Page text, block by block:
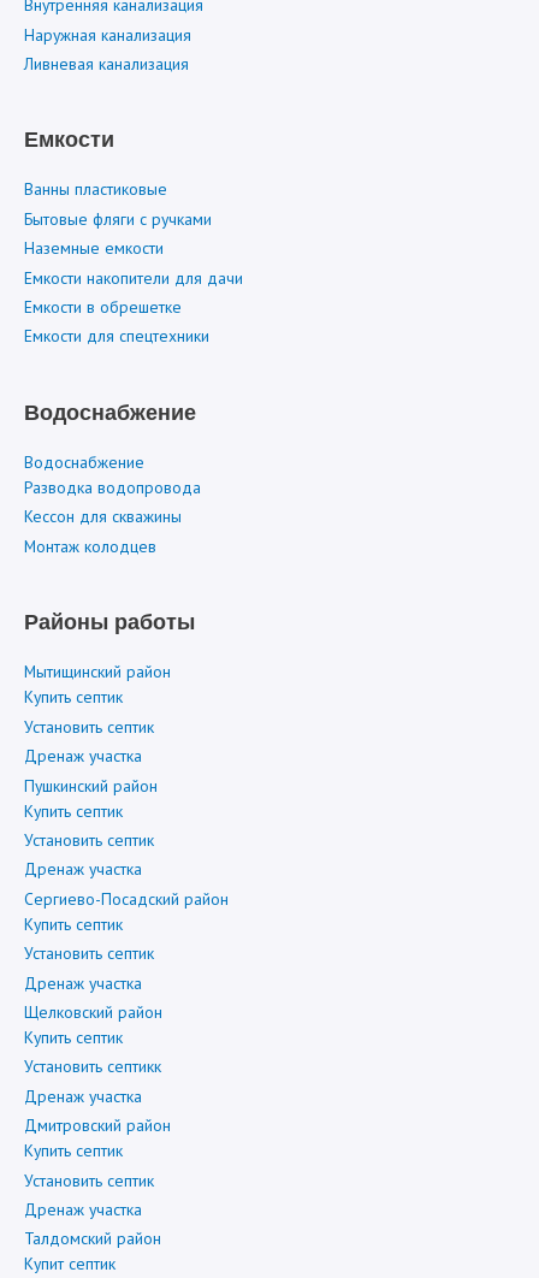
Внутренняя канализация
Наружная канализация
Ливневая канализация
Емкости
Ванны пластиковые
Бытовые фляги с ручками
Наземные емкости
Емкости накопители для дачи
Емкости в обрешетке
Емкости для спецтехники
Водоснабжение
Водоснабжение
Разводка водопровода
Кессон для скважины
Монтаж колодцев
Районы работы
Мытищинский район
Купить септик
Установить септик
Дренаж участка
Пушкинский район
Купить септик
Установить септик
Дренаж участка
Сергиево-Посадский район
Купить септик
Установить септик
Дренаж участка
Щелковский район
Купить септик
Установить септикк
Дренаж участка
Дмитровский район
Купить септик
Установить септик
Дренаж участка
Талдомский район
Купит септик